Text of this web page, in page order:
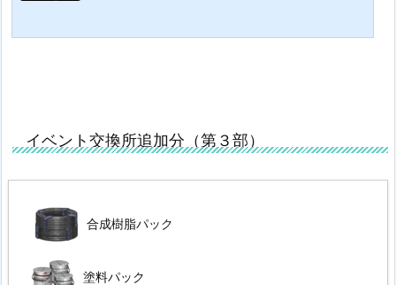
イベント交換所追加分（第３部）
合成樹脂パック
塗料パック